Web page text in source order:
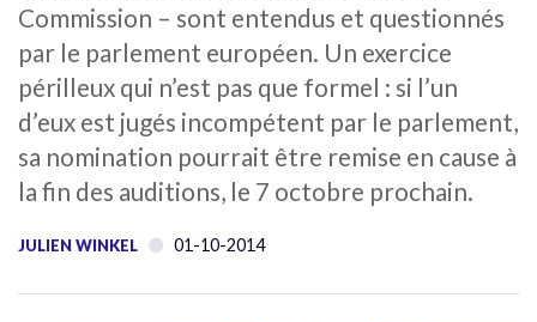
Commission – sont entendus et questionnés
par le parlement européen. Un exercice
périlleux qui n’est pas que formel : si l’un
d’eux est jugés incompétent par le parlement,
sa nomination pourrait être remise en cause à
la fin des auditions, le 7 octobre prochain.
JULIEN WINKEL 01-10-2014